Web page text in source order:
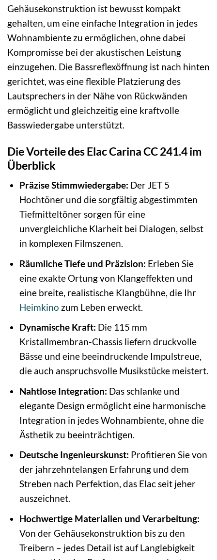
Gehäusekonstruktion ist bewusst kompakt
gehalten, um eine einfache Integration in jedes
Wohnambiente zu ermöglichen, ohne dabei
Kompromisse bei der akustischen Leistung
einzugehen. Die Bassreflexöffnung ist nach hinten
gerichtet, was eine flexible Platzierung des
Lautsprechers in der Nähe von Rückwänden
ermöglicht und gleichzeitig eine kraftvolle
Basswiedergabe unterstützt.
Die Vorteile des Elac Carina CC 241.4 im
Überblick
Präzise Stimmwiedergabe: Der JET 5
Hochtöner und die sorgfältig abgestimmten
Tiefmitteltöner sorgen für eine
unvergleichliche Klarheit bei Dialogen, selbst
in komplexen Filmszenen.
Räumliche Tiefe und Präzision: Erleben Sie
eine exakte Ortung von Klangeffekten und
eine breite, realistische Klangbühne, die Ihr
Heimkino zum Leben erweckt.
Dynamische Kraft: Die 115 mm
Kristallmembran-Chassis liefern druckvolle
Bässe und eine beeindruckende Impulstreue,
die auch anspruchsvolle Musikstücke meistert.
Nahtlose Integration: Das schlanke und
elegante Design ermöglicht eine harmonische
Integration in jedes Wohnambiente, ohne die
Ästhetik zu beeinträchtigen.
Deutsche Ingenieurskunst: Profitieren Sie von
der jahrzehntelangen Erfahrung und dem
Streben nach Perfektion, das Elac seit jeher
auszeichnet.
Hochwertige Materialien und Verarbeitung:
Von der Gehäusekonstruktion bis zu den
Treibern – jedes Detail ist auf Langlebigkeit